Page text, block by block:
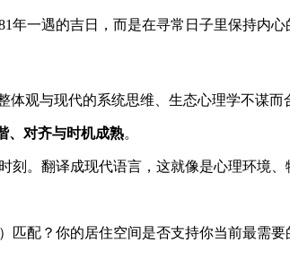
年一遇的吉日，而是在寻常日子里保持内心
观与现代的系统思维、生态心理学不谋而
、对齐与时机成熟。
。翻译成现代语言，这就像是心理环境、
配？你的居住空间是否支持你当前最需